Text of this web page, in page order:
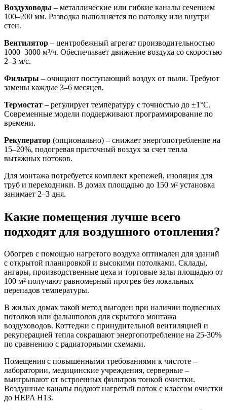
Воздуховоды – металлические или гибкие каналы сечением
100–200 мм. Разводка выполняется по потолку или внутри
стен.
Вентилятор – центробежный агрегат производительностью
1000–3000 м³/ч. Обеспечивает движение воздуха со скоростью
2–3 м/с.
Фильтры – очищают поступающий воздух от пыли. Требуют
замены каждые 3–6 месяцев.
Термостат – регулирует температуру с точностью до ±1°C.
Современные модели поддерживают программирование по
времени.
Рекуператор (опционально) – снижает энергопотребление на
15–20%, подогревая приточный воздух за счет тепла
вытяжных потоков.
Для монтажа потребуется комплект крепежей, изоляция для
труб и переходники. В домах площадью до 150 м² установка
занимает 2–3 дня.
Какие помещения лучше всего
подходят для воздушного отопления?
Обогрев с помощью нагретого воздуха оптимален для зданий
с открытой планировкой и высокими потолками. Склады,
ангары, производственные цеха и торговые залы площадью от
100 м² получают равномерный прогрев без локальных
перепадов температуры.
В жилых домах такой метод выгоден при наличии подвесных
потолков или фальшполов для скрытого монтажа
воздуховодов. Коттеджи с принудительной вентиляцией и
рекуперацией тепла сокращают энергопотребление на 25-30%
по сравнению с радиаторными схемами.
Помещения с повышенными требованиями к чистоте –
лаборатории, медицинские учреждения, серверные –
выигрывают от встроенных фильтров тонкой очистки.
Воздушные каналы подают нагретый поток с классом очистки
до HEPA H13.